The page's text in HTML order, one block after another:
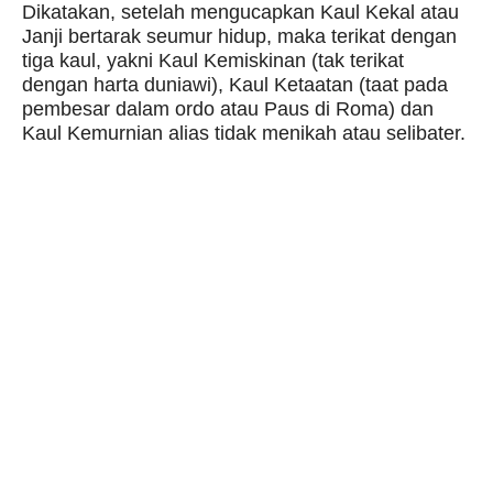
Dikatakan, setelah mengucapkan Kaul Kekal atau
Janji bertarak seumur hidup, maka terikat dengan
tiga kaul, yakni Kaul Kemiskinan (tak terikat
dengan harta duniawi), Kaul Ketaatan (taat pada
pembesar dalam ordo atau Paus di Roma) dan
Kaul Kemurnian alias tidak menikah atau selibater.